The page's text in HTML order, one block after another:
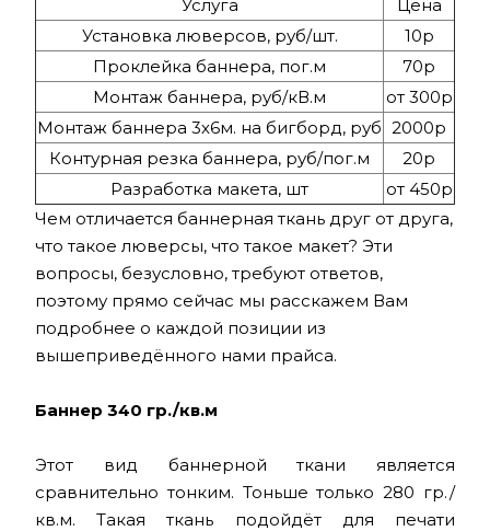
Услуга
Цена
Установка люверсов, руб/шт.
10р
Проклейка баннера, пог.м
70р
Монтаж баннера, руб/кВ.м
от 300р
Монтаж баннера 3х6м. на бигборд, руб 2000р
Контурная резка баннера, руб/пог.м
20р
Разработка макета, шт
от 450р
Чем отличается баннерная ткань друг от друга,
что такое люверсы, что такое макет? Эти
вопросы, безусловно, требуют ответов,
поэтому прямо сейчас мы расскажем Вам
подробнее о каждой позиции из
вышеприведённого нами прайса.
Баннер 340 гр./кв.м
Этот вид баннерной ткани является
сравнительно тонким. Тоньше только 280 гр./
кв.м. Такая ткань подойдёт для печати